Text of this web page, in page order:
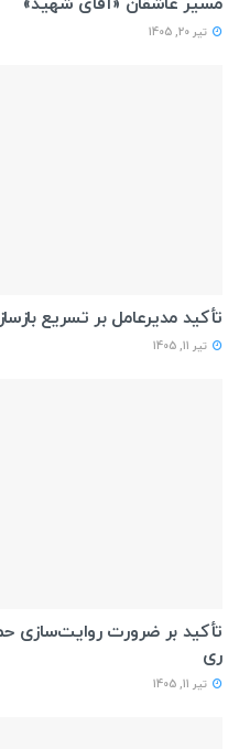
تیر 20, 1405
تأکید مدیرعامل بر تسریع
تیر 11, 1405
تأکید بر ضرورت روایت‌سازی
ری
تیر 11, 1405